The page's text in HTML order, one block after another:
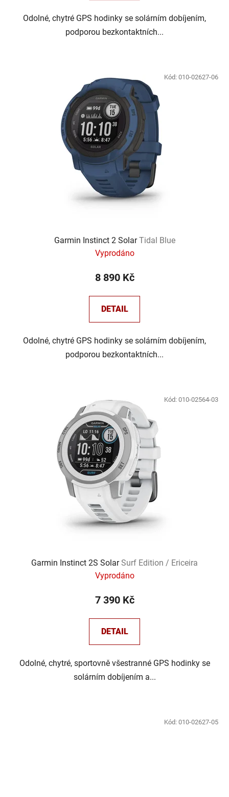
Odolné, chytré GPS hodinky se solárním dobíjením,
podporou bezkontaktních...
Garmin Instinct 2 SolarTidal Blue
Vyprodáno
8 890 Kč
DETAIL
Odolné, chytré GPS hodinky se solárním dobíjením,
podporou bezkontaktních...
Kód: 010-02627-06
Garmin Instinct 2S SolarSurf Edition / Ericeira
Vyprodáno
7 390 Kč
DETAIL
Odolné, chytré, sportovně všestranné GPS hodinky se
solárním dobíjením a...
Kód: 010-02564-03
Kód: 010-02627-05